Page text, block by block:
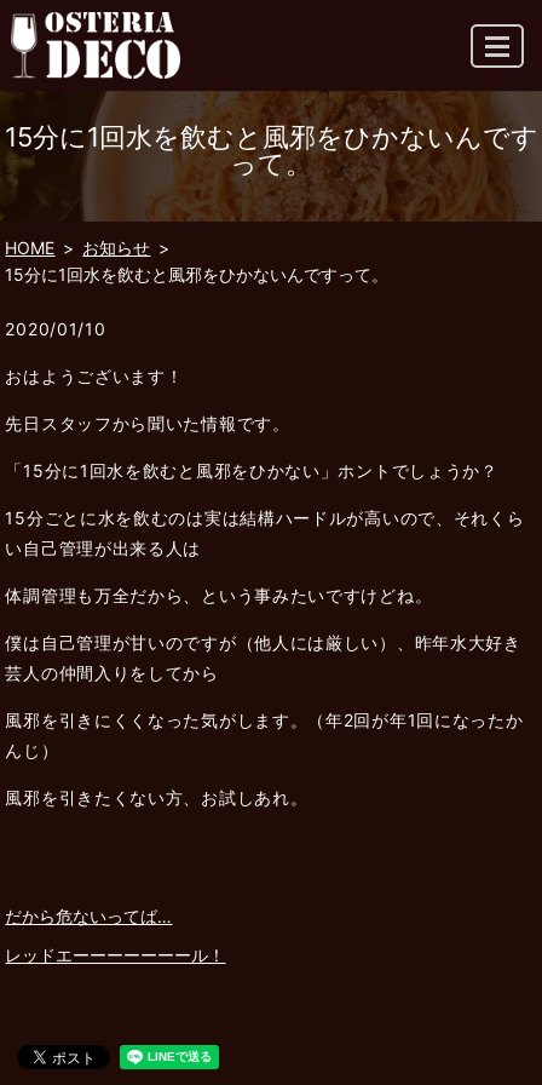
MENU
15分に1回水を飲むと風邪をひかないんです
って。
HOME
お知らせ
15分に1回水を飲むと風邪をひかないんですって。
2020/01/10
おはようございます！
先日スタッフから聞いた情報です。
「15分に1回水を飲むと風邪をひかない」ホントでしょうか？
15分ごとに水を飲むのは実は結構ハードルが高いので、それくら
い自己管理が出来る人は
体調管理も万全だから、という事みたいですけどね。
僕は自己管理が甘いのですが（他人には厳しい）、昨年水大好き
芸人の仲間入りをしてから
風邪を引きにくくなった気がします。（年2回が年1回になったか
んじ）
風邪を引きたくない方、お試しあれ。
だから危ないってば…
レッドエーーーーーーール！